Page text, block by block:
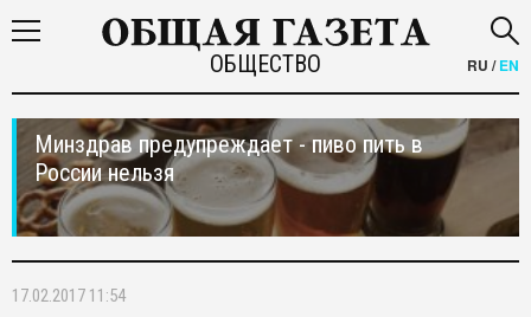
ОБЩЕСТВО RU /EN
Минздрав предупреждает - пиво пить в
России нельзя
17.02.2017 11:54